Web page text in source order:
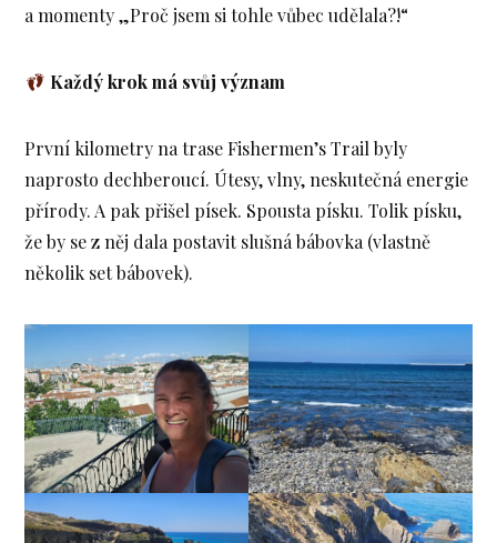
a momenty „Proč jsem si tohle vůbec udělala?!“
Každý krok má svůj význam
První kilometry na trase Fishermen’s Trail byly
naprosto dechberoucí. Útesy, vlny, neskutečná energie
přírody. A pak přišel písek. Spousta písku. Tolik písku,
že by se z něj dala postavit slušná bábovka (vlastně
několik set bábovek).